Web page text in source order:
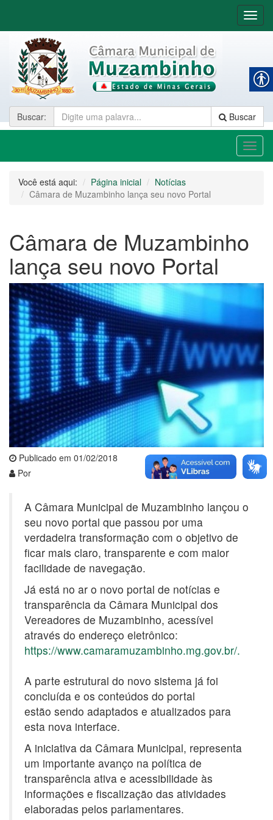
Buscar: Buscar
Você está aqui:
Página inicial
Notícias
Câmara de Muzambinho lança seu novo Portal
Câmara de Muzambinho
lança seu novo Portal
Publicado em 01/02/2018
Por
A Câmara Municipal de Muzambinho lançou o
seu novo portal que passou por uma
verdadeira transformação com o objetivo de
ficar mais claro, transparente e com maior
facilidade de navegação.
Já está no ar o novo portal de notícias e
transparência da Câmara Municipal dos
Vereadores de Muzambinho, acessível
através do endereço eletrônico:
https://www.camaramuzambinho.mg.gov.br/.
A parte estrutural do novo sistema já foi
concluída e os conteúdos do portal
estão sendo adaptados e atualizados para
esta nova interface.
A iniciativa da Câmara Municipal, representa
um importante avanço na política de
transparência ativa e acessibilidade às
informações e fiscalização das atividades
elaboradas pelos parlamentares.